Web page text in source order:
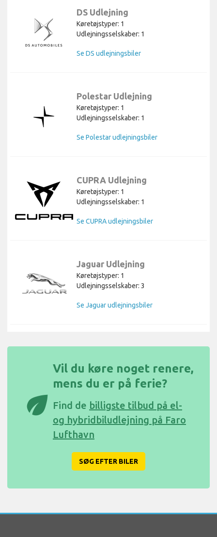
DS Udlejning
Køretøjstyper: 1
Udlejningsselskaber: 1
Se DS udlejningsbiler
Polestar Udlejning
Køretøjstyper: 1
Udlejningsselskaber: 1
Se Polestar udlejningsbiler
CUPRA Udlejning
Køretøjstyper: 1
Udlejningsselskaber: 1
Se CUPRA udlejningsbiler
Jaguar Udlejning
Køretøjstyper: 1
Udlejningsselskaber: 3
Se Jaguar udlejningsbiler
eco
Vil du køre noget renere,
mens du er på ferie?
Find de billigste tilbud på el-
og hybridbiludlejning på Faro
Lufthavn
SØG EFTER BILER